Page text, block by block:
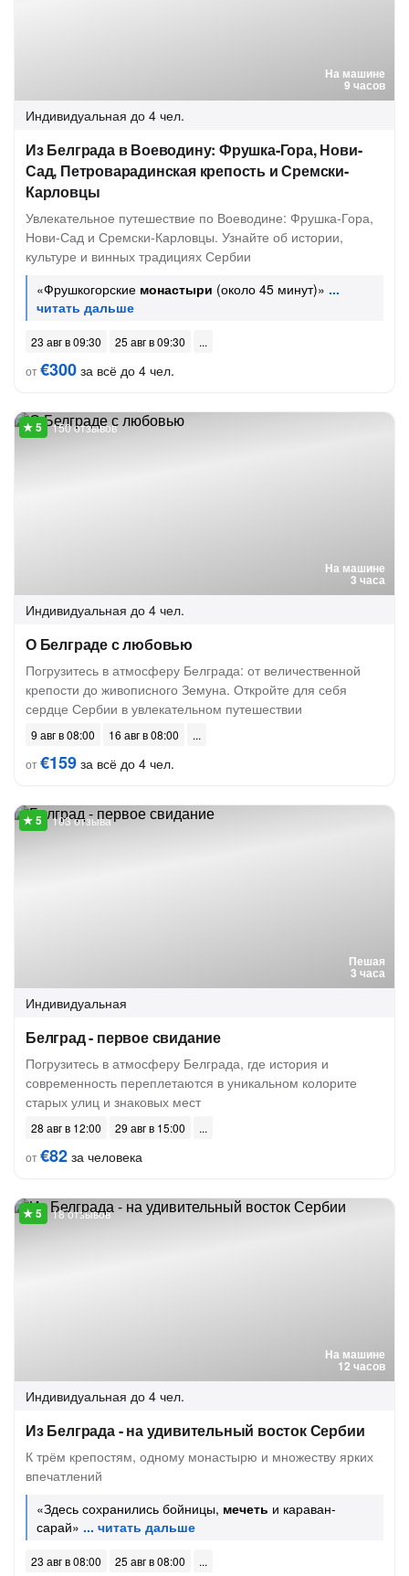
На машине
9 часов
Индивидуальная до 4 чел.
Из Белграда в Воеводину: Фрушка-Гора, Нови-
Сад, Петроварадинская крепость и Сремски-
Карловцы
Увлекательное путешествие по Воеводине: Фрушка-Гора,
Нови-Сад и Сремски-Карловцы. Узнайте об истории,
культуре и винных традициях Сербии
«Фрушкогорские монастыри (около 45 минут)»
23 авг в 09:30
25 авг в 09:30
от€300 за всё до 4 чел.
На машине
3 часа
150 отзывов
Индивидуальная до 4 чел.
О Белграде с любовью
Погрузитесь в атмосферу Белграда: от величественной
крепости до живописного Земуна. Откройте для себя
сердце Сербии в увлекательном путешествии
9 авг в 08:00
16 авг в 08:00
от€159 за всё до 4 чел.
Пешая
3 часа
103 отзыва
Индивидуальная
Белград - первое свидание
Погрузитесь в атмосферу Белграда, где история и
современность переплетаются в уникальном колорите
старых улиц и знаковых мест
28 авг в 12:00
29 авг в 15:00
от€82 за человека
На машине
12 часов
18 отзывов
Индивидуальная до 4 чел.
Из Белграда - на удивительный восток Сербии
К трём крепостям, одному монастырю и множеству ярких
впечатлений
«Здесь сохранились бойницы, мечеть и караван-
сарай»
23 авг в 08:00
25 авг в 08:00